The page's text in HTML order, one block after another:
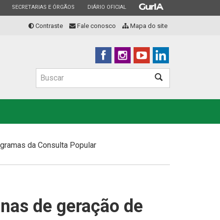
ESTADO
SECRETARIAS E ÓRGÃOS ESTADO
DIÁRIO OFICIAL ESTADO
Contraste Fale conosco Mapa do site
Buscar
da Consulta Popular
de geração de